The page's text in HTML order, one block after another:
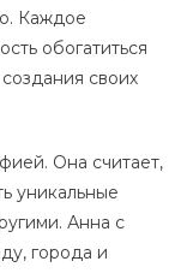
Каждое
обогатиться
своих
Она считает,
уникальные
Анна с
города и